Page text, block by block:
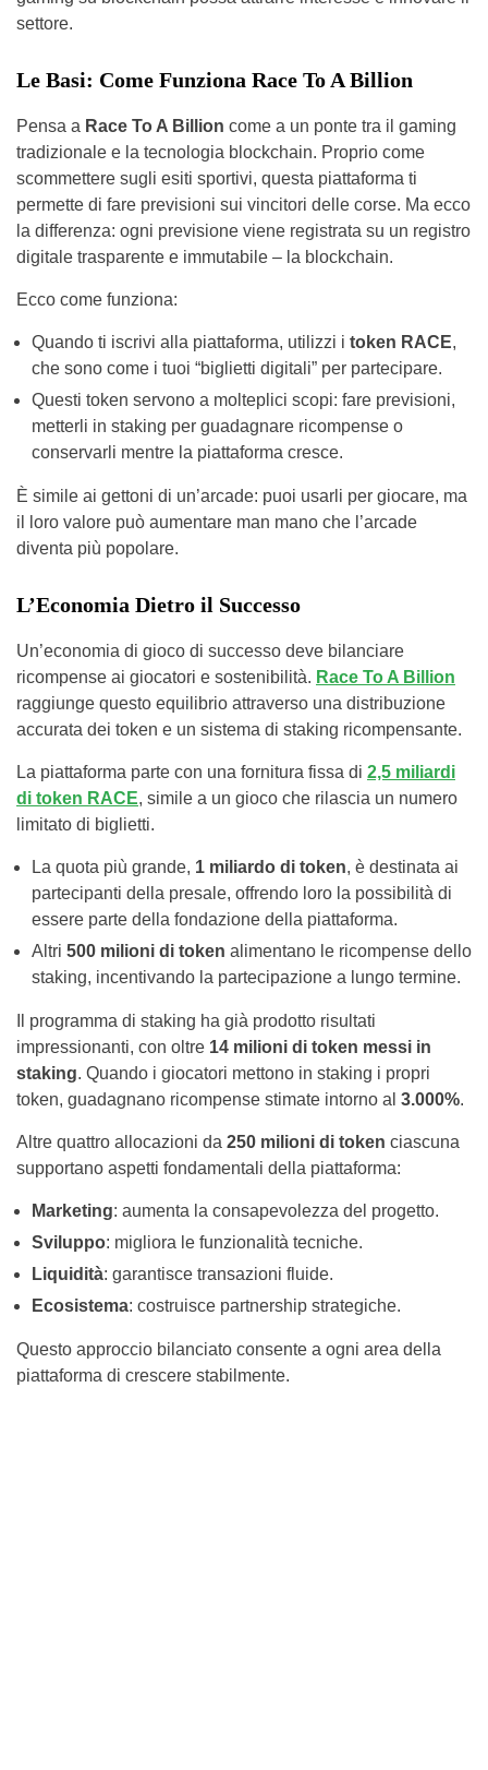
settore.
Le Basi: Come Funziona Race To A Billion
Pensa a Race To A Billion come a un ponte tra il gaming
tradizionale e la tecnologia blockchain. Proprio come
scommettere sugli esiti sportivi, questa piattaforma ti
permette di fare previsioni sui vincitori delle corse. Ma ecco
la differenza: ogni previsione viene registrata su un registro
digitale trasparente e immutabile – la blockchain.
Ecco come funziona:
Quando ti iscrivi alla piattaforma, utilizzi i token RACE,
che sono come i tuoi “biglietti digitali” per partecipare.
Questi token servono a molteplici scopi: fare previsioni,
metterli in staking per guadagnare ricompense o
conservarli mentre la piattaforma cresce.
È simile ai gettoni di un’arcade: puoi usarli per giocare, ma
il loro valore può aumentare man mano che l’arcade
diventa più popolare.
L’Economia Dietro il Successo
Un’economia di gioco di successo deve bilanciare
ricompense ai giocatori e sostenibilità. Race To A Billion
raggiunge questo equilibrio attraverso una distribuzione
accurata dei token e un sistema di staking ricompensante.
La piattaforma parte con una fornitura fissa di 2,5 miliardi
di token RACE, simile a un gioco che rilascia un numero
limitato di biglietti.
La quota più grande, 1 miliardo di token, è destinata ai
partecipanti della presale, offrendo loro la possibilità di
essere parte della fondazione della piattaforma.
Altri 500 milioni di token alimentano le ricompense dello
staking, incentivando la partecipazione a lungo termine.
Il programma di staking ha già prodotto risultati
impressionanti, con oltre 14 milioni di token messi in
staking. Quando i giocatori mettono in staking i propri
token, guadagnano ricompense stimate intorno al 3.000%.
Altre quattro allocazioni da 250 milioni di token ciascuna
supportano aspetti fondamentali della piattaforma:
Marketing: aumenta la consapevolezza del progetto.
Sviluppo: migliora le funzionalità tecniche.
Liquidità: garantisce transazioni fluide.
Ecosistema: costruisce partnership strategiche.
Questo approccio bilanciato consente a ogni area della
piattaforma di crescere stabilmente.